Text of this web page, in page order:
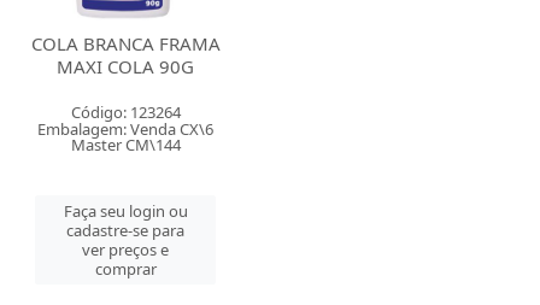
COLA BRANCA FRAMA
MAXI COLA 90G
Código: 123264
Embalagem: Venda CX\6
Master CM\144
Faça seu login ou
cadastre-se para
ver preços e
comprar